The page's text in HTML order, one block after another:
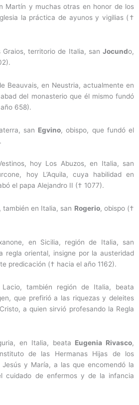
Martín y muchas otras en honor de los
la práctica de ayunos y vigilias (†
Graios, territorio de Italia, san Jocundo,
Beauvais, en Neustria, actualmente en
del monasterio que él mismo fundó
658).
san Egvino, obispo, que fundó el
hoy Los Abuzos, en Italia, san
hoy L’Aquila, cuya habilidad en
el papa Alejandro II († 1077).
también en Italia, san Rogerio, obispo (†
en Sicilia, región de Italia, san
regla oriental, insigne por la austeridad
predicación († hacia el año 1162).
también región de Italia, beata
que prefirió a las riquezas y deleites
a quien sirvió profesando la Regla
en Italia, beata Eugenia Rivasco,
de las Hermanas Hijas de los
Jesús y María, a las que encomendó la
cuidado de enfermos y de la infancia